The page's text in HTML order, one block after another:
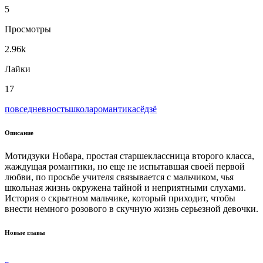
5
Просмотры
2.96k
Лайки
17
повседневностьшколаромантикасёдзё
Описание
Мотидзуки Нобара, простая старшеклассница второго класса,
жаждущая романтики, но еще не испытавшая своей первой
любви, по просьбе учителя связывается с мальчиком, чья
школьная жизнь окружена тайной и неприятными слухами.
История о скрытном мальчике, который приходит, чтобы
внести немного розового в скучную жизнь серьезной девочки.
Новые главы